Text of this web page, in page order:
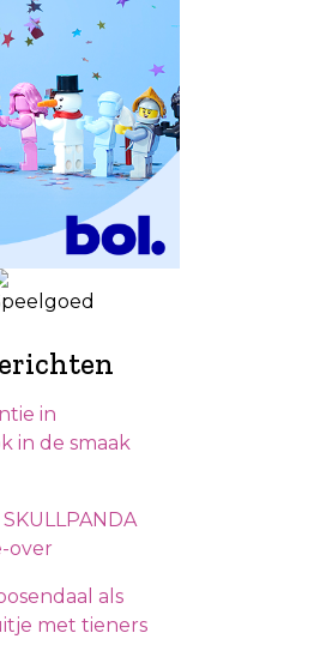
in
in de smaak
over
als
met tieners